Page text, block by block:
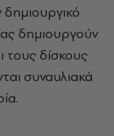
δημιουργούν
τους δίσκους
συναυλιακά